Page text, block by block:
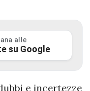
alle
su Google
e incertezze